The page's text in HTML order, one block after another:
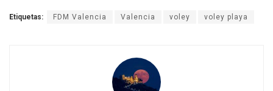
Etiquetas: FDM Valencia Valencia voley voley playa